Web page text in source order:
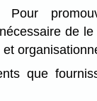
Pour
de
que